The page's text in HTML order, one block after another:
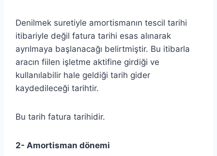
Denilmek suretiyle amortismanın tescil tarihi
itibariyle değil fatura tarihi esas alınarak
ayrılmaya başlanacağı belirtmiştir. Bu itibarla
aracın fiilen işletme aktifine girdiği ve
kullanılabilir hale geldiği tarih gider
kaydedileceği tarihtir.
Bu tarih fatura tarihidir.
2- Amortisman dönemi